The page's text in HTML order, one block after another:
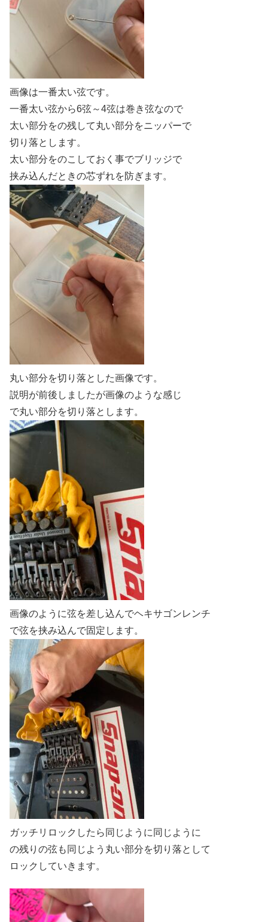
画像は一番太い弦です。
一番太い弦から6弦～4弦は巻き弦なので
太い部分をの残して丸い部分をニッパーで
切り落とします。
太い部分をのこしておく事でブリッジで
挟み込んだときの芯ずれを防ぎます。
丸い部分を切り落とした画像です。
説明が前後しましたが画像のような感じ
で丸い部分を切り落とします。
画像のように弦を差し込んでヘキサゴンレンチ
で弦を挟み込んで固定します。
ガッチリロックしたら同じように同じように
の残りの弦も同じよう丸い部分を切り落として
ロックしていきます。